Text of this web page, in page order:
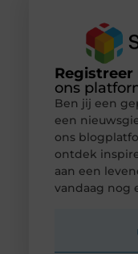
Registreer
ons
Ben jij een
een
ons
ontdek
aan een
vandaag nog